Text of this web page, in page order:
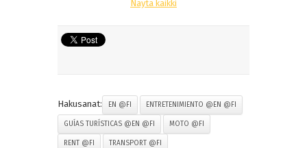
Näytä kaikki
Hakusanat: EN @FI ENTRETENIMIENTO @EN @FI
GUÍAS TURÍSTICAS @EN @FI MOTO @FI
RENT @FI TRANSPORT @FI